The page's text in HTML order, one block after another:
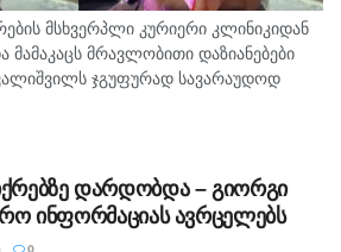
მსხვერპლი კურიერი კლინიკიდან
მამაკაცს მრავლობითი დაზიანებები
ჯგუფურად სავარაუდოდ
გაუსწორდა. ჯერ-ჯერობით
შესახებ ინფორმაცია არ
დარდობდა – გიორგი
ინფორმაციას ავრცელებს